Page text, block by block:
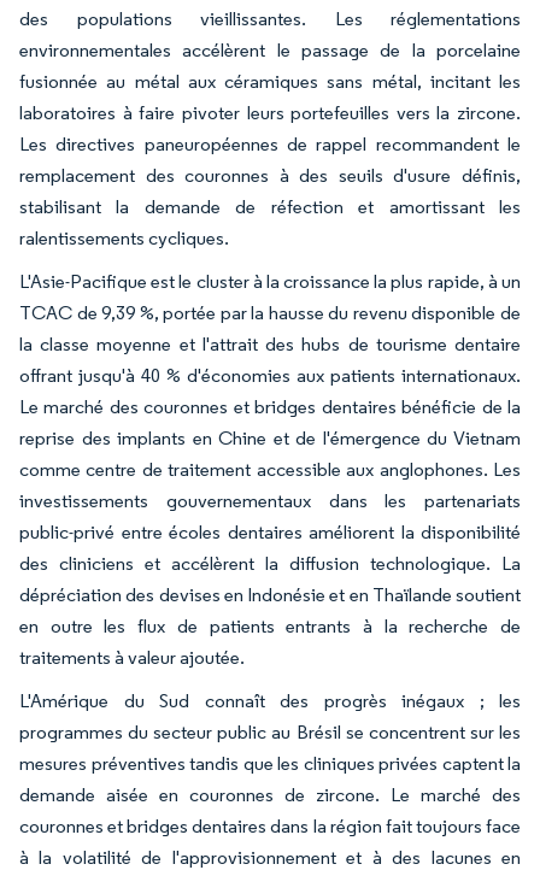
des populations vieillissantes. Les réglementations
environnementales accélèrent le passage de la porcelaine
fusionnée au métal aux céramiques sans métal, incitant les
laboratoires à faire pivoter leurs portefeuilles vers la zircone.
Les directives paneuropéennes de rappel recommandent le
remplacement des couronnes à des seuils d'usure définis,
stabilisant la demande de réfection et amortissant les
ralentissements cycliques.
L'Asie-Pacifique est le cluster à la croissance la plus rapide, à un
TCAC de 9,39 %, portée par la hausse du revenu disponible de
la classe moyenne et l'attrait des hubs de tourisme dentaire
offrant jusqu'à 40 % d'économies aux patients internationaux.
Le marché des couronnes et bridges dentaires bénéficie de la
reprise des implants en Chine et de l'émergence du Vietnam
comme centre de traitement accessible aux anglophones. Les
investissements gouvernementaux dans les partenariats
public-privé entre écoles dentaires améliorent la disponibilité
des cliniciens et accélèrent la diffusion technologique. La
dépréciation des devises en Indonésie et en Thaïlande soutient
en outre les flux de patients entrants à la recherche de
traitements à valeur ajoutée.
L'Amérique du Sud connaît des progrès inégaux ; les
programmes du secteur public au Brésil se concentrent sur les
mesures préventives tandis que les cliniques privées captent la
demande aisée en couronnes de zircone. Le marché des
couronnes et bridges dentaires dans la région fait toujours face
à la volatilité de l'approvisionnement et à des lacunes en